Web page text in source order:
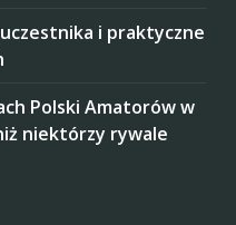
i praktyczne
Polski Amatorów w
niektórzy rywale